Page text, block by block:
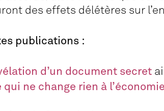
des effets délétères sur
publications :
d’un document secret
ne change rien à